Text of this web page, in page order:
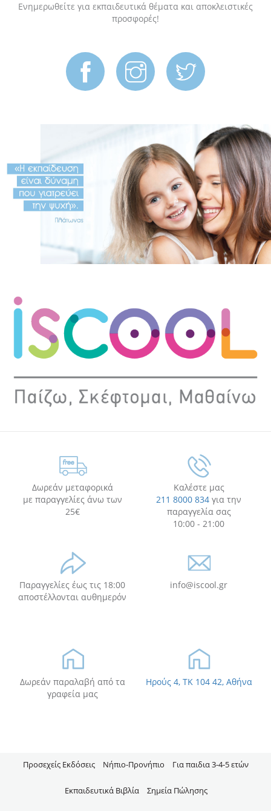
Ενημερωθείτε για εκπαιδευτικά θέματα και αποκλειστικές
προσφορές!
Δωρεάν μεταφορικά
με παραγγελίες άνω των
25€
Καλέστε μας
211 8000 834 για την
παραγγελία σας
10:00 - 21:00
Παραγγελίες έως τις 18:00
αποστέλλονται αυθημερόν
info@iscool.gr
Δωρεάν παραλαβή από τα
γραφεία μας
Ηρούς 4, TK 104 42, Αθήνα
Προσεχείς Εκδόσεις Νήπιo-Προνήπιο Για παιδια 3-4-5 ετών
Εκπαιδευτικά Βιβλία Σημεία Πώλησης